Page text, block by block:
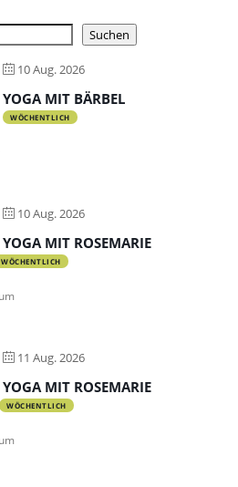
Suchen
10 Aug. 2026
YOGA MIT BÄRBEL
WÖCHENTLICH
10 Aug. 2026
YOGA MIT ROSEMARIE
WÖCHENTLICH
11 Aug. 2026
YOGA MIT ROSEMARIE
WÖCHENTLICH